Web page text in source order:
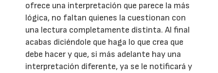
ofrece una interpretación que parece la más
lógica, no faltan quienes la cuestionan con
una lectura completamente distinta. Al final
acabas diciéndole que haga lo que crea que
debe hacer y que, si más adelante hay una
interpretación diferente, ya se le notificará y